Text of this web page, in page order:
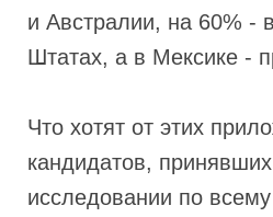
и Австралии, на 60% -
Штатах, а в Мексике -
Что хотят от этих
кандидатов,
исследовании по